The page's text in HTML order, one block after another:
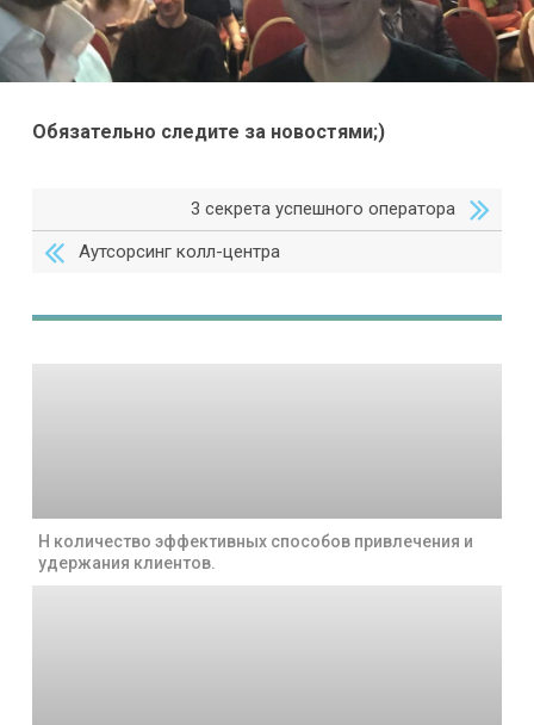
Обязательно следите за новостями;)
3 секрета успешного оператора
Аутсорсинг колл-центра
Н количество эффективных способов привлечения и
удержания клиентов.